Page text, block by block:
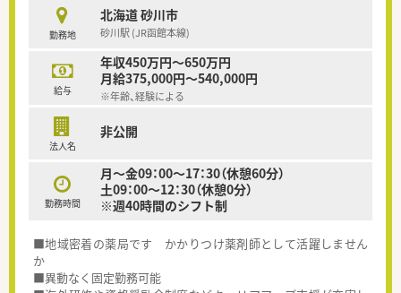
勤務地
北海道 砂川市
砂川駅 (JR函館本線)
給与
年収450万円～650万円
月給375,000円～540,000円
※年齢、経験による
法人名
非公開
勤務時間
月～金09：00～17：30（休憩60分）
土09：00～12：30（休憩0分）
※週40時間のシフト制
■地域密着の薬局です かかりつけ薬剤師として活躍しません
か
■異動なく固定勤務可能